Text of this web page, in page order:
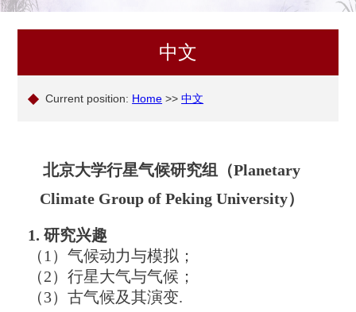
中文
Current position: Home >>中文
北京大学行星气候研究组（Planetary
Climate Group of Peking University）
1. 研究兴趣
（1）气候动力与模拟；
（2）行星大气与气候；
（3）古气候及其演变.